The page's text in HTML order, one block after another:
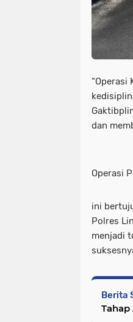
“Operasi
dan
Operasi
ini
Polres
menjadi
Berita
Tahap